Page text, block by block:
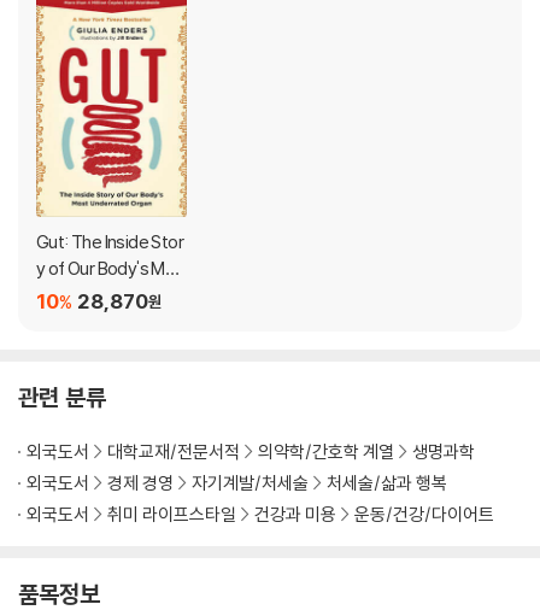
- How do we truly want to treat one another?
Our bodies offer fascinating answers to all these questions, tr
ansforming our perspective on life itself. With the latest scien
tific insights and her unmatched talent for making complex co
ncepts vividly accessible, Giulia Enders inspires a deep appre
ciation for something that is both intimately familiar yet profo
undly mysterious—the very basis for how we find our happies
t selves.
Gut: The Inside Stor
y of Our Body's Mos
t Underrated Organ
28,870원
10%
관련 분류
외국도서 대학교재/전문서적 의약학/간호학 계열
생명과학
외국도서
경제 경영 자기계발/처세술
처세술/삶과 행복
외국도서
취미 라이프스타일 건강과 미용 운동/건강/다이어트
품목정보